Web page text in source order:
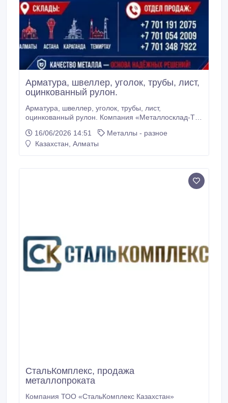
Арматура, швеллер, уголок, трубы, лист,
оцинкованный рулон.
Арматура, швеллер, уголок, трубы, лист,
оцинкованный рулон. Компания «Металлосклад-Т»
металлопрокатных изделий (Казахстан и Россия) из
высококачественных материалов, 20 лет являясь
16/06/2026 14:51
Металлы - разное
Казахстан, Алматы
СтальКомплекс, продажа
металлопроката
Компания ТОО «СтальКомплекс Казахстан»